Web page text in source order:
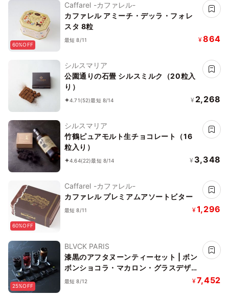
60%OFF
Caffarel -カファレル-
カファレル アミーチ・デッラ・フォレ
スタ 8粒
最短 8/11 ¥864
シルスマリア
公園通りの石畳 シルスミルク（20粒入
り）
4.71(52)最短 8/14 ¥ 2,268
シルスマリア
竹鶴ピュアモルト生チョコレート（16
粒入り）
4.64(22)最短 8/14 ¥ 3,348
60%OFF
Caffarel -カファレル-
カファレル プレミアムアソートビター
最短 8/11 ¥1,296
25%OFF
BLVCK PARIS
漆黒のアフタヌーンティーセット | ボン
ボンショコラ・マカロン・グラスデザー
ト
最短 8/12 ¥7,452